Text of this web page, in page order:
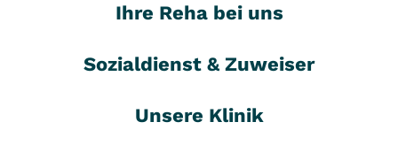
Ihre Reha bei uns
Sozialdienst & Zuweiser
Unsere Klinik